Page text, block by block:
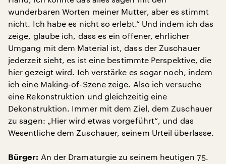
wunderbaren Worten meiner Mutter, aber es stimmt
nicht. Ich habe es nicht so erlebt.“ Und indem ich das
zeige, glaube ich, dass es ein offener, ehrlicher
Umgang mit dem Material ist, dass der Zuschauer
jederzeit sieht, es ist eine bestimmte Perspektive, die
hier gezeigt wird. Ich verstärke es sogar noch, indem
ich eine Making-of-Szene zeige. Also ich versuche
eine Rekonstruktion und gleichzeitig eine
Dekonstruktion. Immer mit dem Ziel, dem Zuschauer
zu sagen: „Hier wird etwas vorgeführt“, und das
Wesentliche dem Zuschauer, seinem Urteil überlasse.
Bürger: An der Dramaturgie zu seinem heutigen 75.